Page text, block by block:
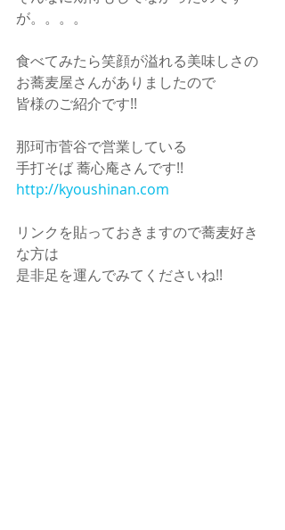
が。。。。
食べてみたら笑顔が溢れる美味しさの
お蕎麦屋さんがありましたので
皆様のご紹介です!!
那珂市菅谷で営業している
手打そば 蕎心庵さんです!!
http://kyoushinan.com
リンクを貼っておきますので蕎麦好き
な方は
是非足を運んでみてくださいね!!